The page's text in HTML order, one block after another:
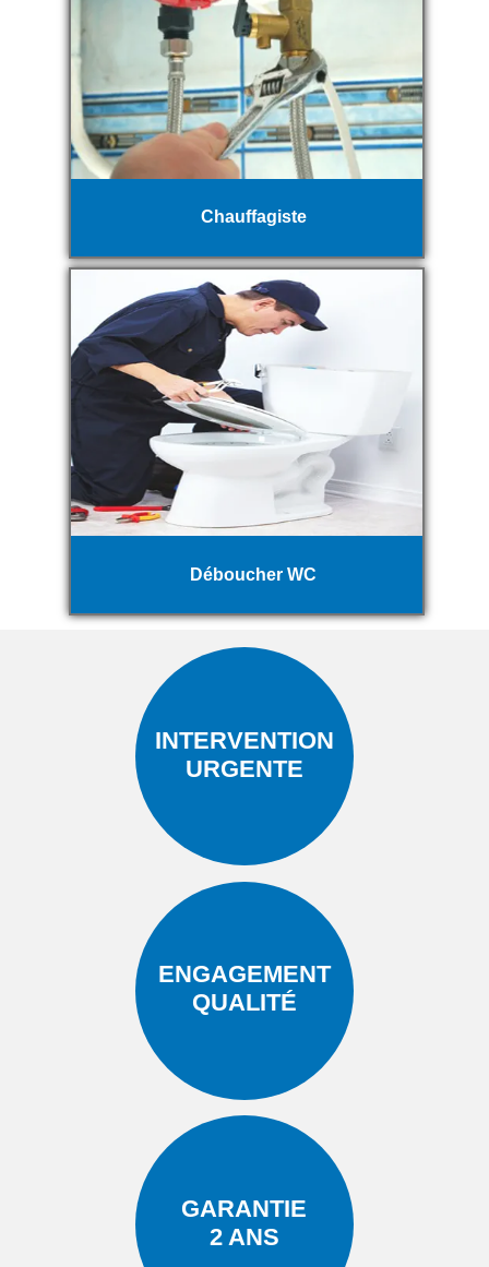
Chauffagiste
Déboucher WC
INTERVENTION
URGENTE
ENGAGEMENT
QUALITÉ
GARANTIE
2 ANS